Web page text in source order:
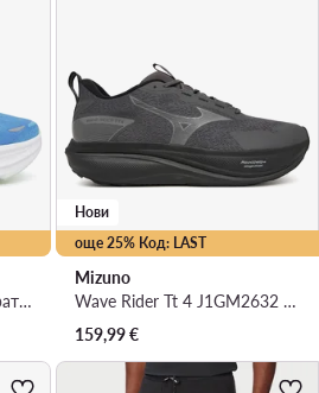
Bondi 9 M 1162011 · Маратонки за бягане
още 25% Код: LAST
Нови
Mizuno
Wave Rider Tt 4 J1GM2632 · Маратонки за бягане
159,99€